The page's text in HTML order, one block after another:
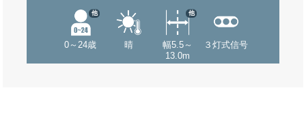
0～24歳
他
晴
幅5.5～
13.0m
他
３灯式信号